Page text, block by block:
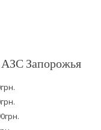
Запорожья